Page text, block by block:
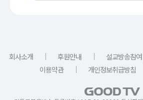
회사소개 ｜ 후원안내 ｜ 설교방송참여
이용약관
｜ 개인정보취급방침